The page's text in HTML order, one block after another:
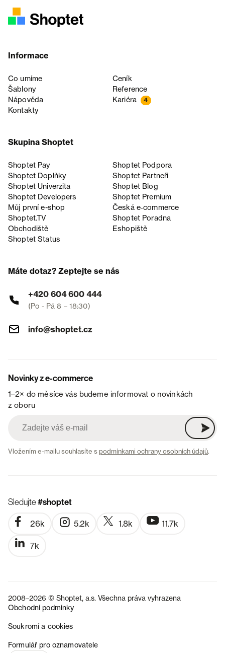
Informace
Co umíme
Ceník
Šablony
Reference
Nápověda
Kariéra 4
Kontakty
Skupina Shoptet
Shoptet Pay
Shoptet Podpora
Shoptet Doplňky
Shoptet Partneři
Shoptet Univerzita
Shoptet Blog
Shoptet Developers
Shoptet Premium
Můj první e-shop
Česká e‑commerce
Shoptet.TV
Shoptet Poradna
Obchodiště
Eshopiště
Shoptet Status
Máte dotaz? Zeptejte se nás
+420 604 600 444
(Po - Pá 8 – 18:30)
info@shoptet.cz
Novinky z e-commerce
1–2× do měsíce vás budeme informovat o novinkách
z oboru
Vložením e-mailu souhlasíte spodmínkami ochrany osobních údajů.
Sledujte#shoptet
26k 5.2k 1.8k 11.7k
7k
2008–2026 © Shoptet, a.s. Všechna práva vyhrazena
Obchodní podmínky
Soukromí a cookies
Formulář pro oznamovatele